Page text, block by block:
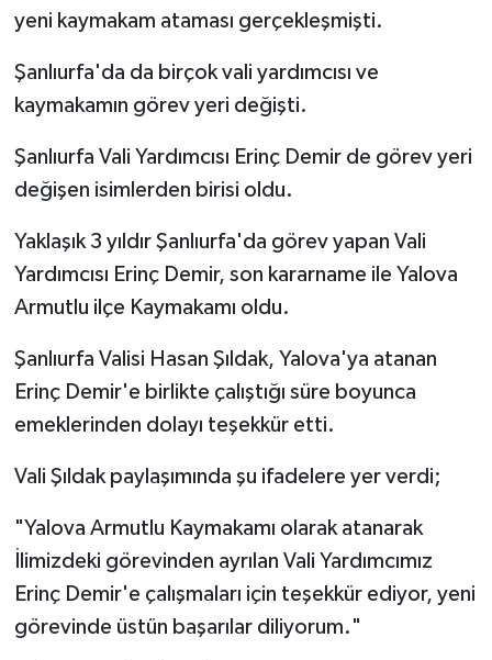
yeni kaymakam ataması gerçekleşmişti.
Şanlıurfa'da da birçok vali yardımcısı ve
kaymakamın görev yeri değişti.
Şanlıurfa Vali Yardımcısı Erinç Demir de görev yeri
değişen isimlerden birisi oldu.
Yaklaşık 3 yıldır Şanlıurfa'da görev yapan Vali
Yardımcısı Erinç Demir, son kararname ile Yalova
Armutlu ilçe Kaymakamı oldu.
Şanlıurfa Valisi Hasan Şıldak, Yalova'ya atanan
Erinç Demir'e birlikte çalıştığı süre boyunca
emeklerinden dolayı teşekkür etti.
Vali Şıldak paylaşımında şu ifadelere yer verdi;
"Yalova Armutlu Kaymakamı olarak atanarak
İlimizdeki görevinden ayrılan Vali Yardımcımız
Erinç Demir'e çalışmaları için teşekkür ediyor, yeni
görevinde üstün başarılar diliyorum."